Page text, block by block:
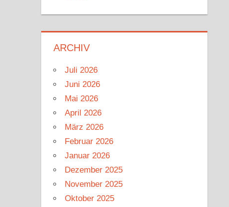
ARCHIV
Juli 2026
Juni 2026
Mai 2026
April 2026
März 2026
Februar 2026
Januar 2026
Dezember 2025
November 2025
Oktober 2025